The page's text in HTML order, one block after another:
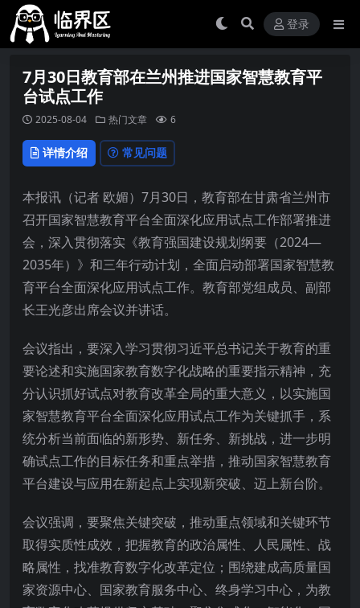
登录
7月30日教育部在兰州推进国家智慧教育平
台试点工作
2025-08-04 热门文章 6
详情介绍 常见问题
本报讯（记者 欧媚）7月30日，教育部在甘肃省兰州市
召开国家智慧教育平台全面深化应用试点工作部署推进
会，深入贯彻落实《教育强国建设规划纲要（2024—
2035年）》和三年行动计划，全面启动部署国家智慧教
育平台全面深化应用试点工作。教育部党组成员、副部
长王光彦出席会议并讲话。
会议指出，要深入学习贯彻习近平总书记关于教育的重
要论述和实施国家教育数字化战略的重要指示精神，充
分认识抓好试点对教育改革全局的重大意义，以实施国
家智慧教育平台全面深化应用试点工作为关键抓手，系
统分析当前面临的新形势、新任务、新挑战，进一步明
确试点工作的目标任务和重点举措，推动国家智慧教育
平台建设与应用在新起点上实现新突破、迈上新台阶。
会议强调，要聚焦关键突破，推动重点领域和关键环节
取得实质性成效，把握教育的政治属性、人民属性、战
略属性，找准教育数字化改革定位；围绕建成高质量国
家资源中心、国家教育服务中心、终身学习中心，为教